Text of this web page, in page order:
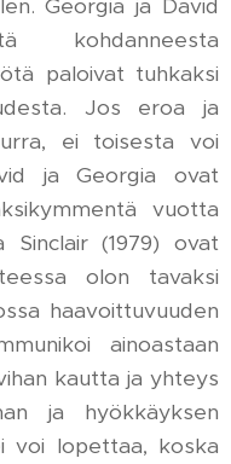
Georgia ja David
kohdanneesta
paloivat tuhkaksi
Jos eroa ja
ei toisesta voi
ja Georgia ovat
vuotta
Sinclair (1979) ovat
olon tavaksi
haavoittuvuuden
ainoastaan
kautta ja yhteys
ja hyökkäyksen
voi lopettaa, koska